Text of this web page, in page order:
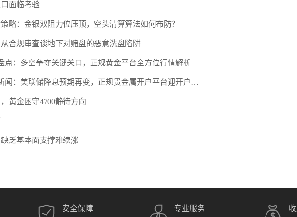
面临考验
略：金银双阻力位压顶，空头清算算法如何布防？
合规审查谈地下对赌盘的恶意洗盘陷阱
点：多空争夺关键关口，正规黄金平台全方位行情解析
闻：美联储降息预期再变，正规贵金属开户平台迎开户热
黄金困守4700静待方向
乏基本面支撑难续涨
安全保障 专业服务